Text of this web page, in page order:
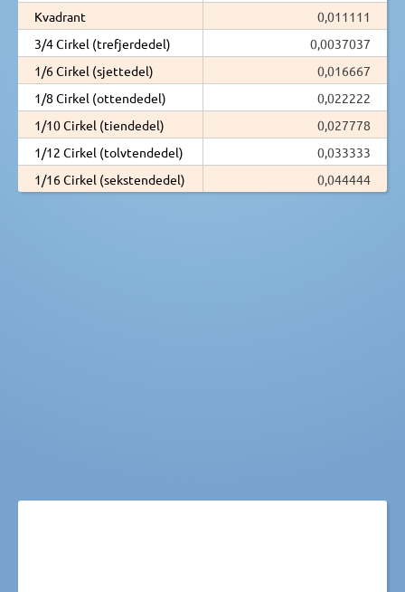
Kvadrant
0,011111
3/4 Cirkel (trefjerdedel)
0,0037037
1/6 Cirkel (sjettedel)
0,016667
1/8 Cirkel (ottendedel)
0,022222
1/10 Cirkel (tiendedel)
0,027778
1/12 Cirkel (tolvtendedel)
0,033333
1/16 Cirkel (sekstendedel)
0,044444